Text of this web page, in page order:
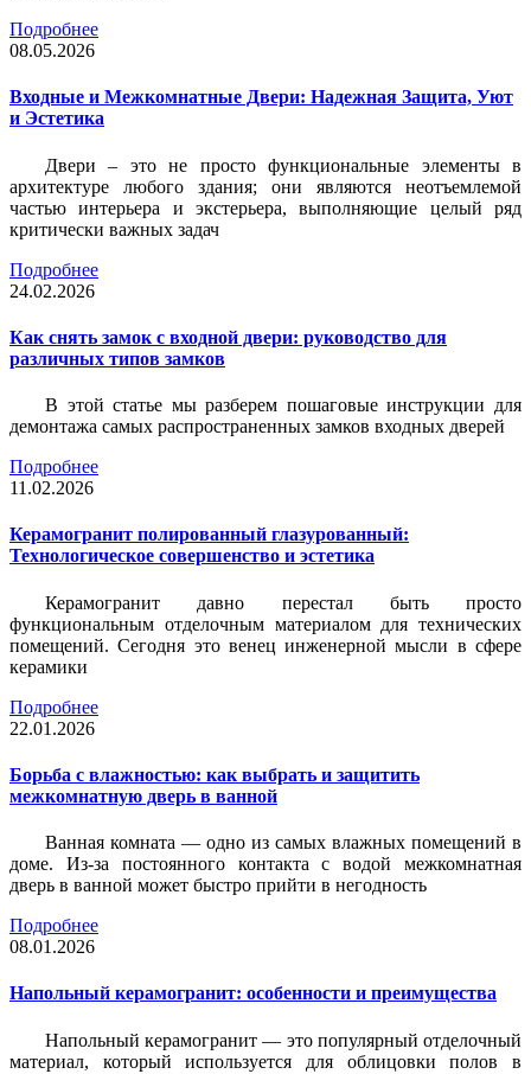
Подробнее
08.05.2026
Входные и Межкомнатные Двери: Надежная Защита, Уют
и Эстетика
Двери – это не просто функциональные элементы в
архитектуре любого здания; они являются неотъемлемой
частью интерьера и экстерьера, выполняющие целый ряд
критически важных задач
Подробнее
24.02.2026
Как снять замок с входной двери: руководство для
различных типов замков
В этой статье мы разберем пошаговые инструкции для
демонтажа самых распространенных замков входных дверей
Подробнее
11.02.2026
Керамогранит полированный глазурованный:
Технологическое совершенство и эстетика
Керамогранит давно перестал быть просто
функциональным отделочным материалом для технических
помещений. Сегодня это венец инженерной мысли в сфере
керамики
Подробнее
22.01.2026
Борьба с влажностью: как выбрать и защитить
межкомнатную дверь в ванной
Ванная комната — одно из самых влажных помещений в
доме. Из-за постоянного контакта с водой межкомнатная
дверь в ванной может быстро прийти в негодность
Подробнее
08.01.2026
Напольный керамогранит: особенности и преимущества
Напольный керамогранит — это популярный отделочный
материал, который используется для облицовки полов в